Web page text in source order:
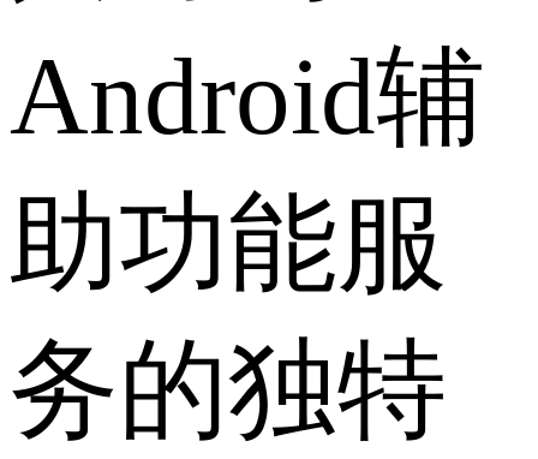
Android辅
助功能服
务的独特